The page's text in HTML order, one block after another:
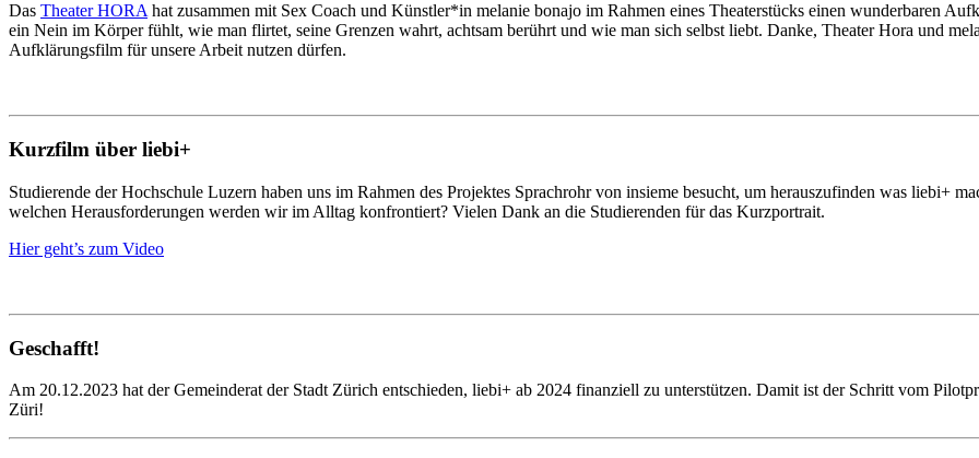
Das Theater HORA hat zusammen mit Sex Coach und Künstler*in melanie bonajo im Rahmen eines Theaterstücks einen wunderbaren
ein Nein im Körper fühlt, wie man flirtet, seine Grenzen wahrt, achtsam berührt und wie man sich selbst liebt. Danke, Theater Hora und
Aufklärungsfilm für unsere Arbeit nutzen dürfen.
Kurzfilm über liebi+
Studierende der Hochschule Luzern haben uns im Rahmen des Projektes Sprachrohr von insieme besucht, um herauszufinden was liebi+
welchen Herausforderungen werden wir im Alltag konfrontiert? Vielen Dank an die Studierenden für das Kurzportrait.
Hier geht’s zum Video
Geschafft!
Am 20.12.2023 hat der Gemeinderat der Stadt Zürich entschieden, liebi+ ab 2024 finanziell zu unterstützen. Damit ist der Schritt vom
Züri!